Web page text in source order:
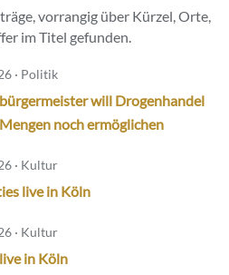
vorrangig über Kürzel, Orte,
im Titel gefunden.
· Politik
will Drogenhandel
noch ermöglichen
· Kultur
live in Köln
· Kultur
in Köln